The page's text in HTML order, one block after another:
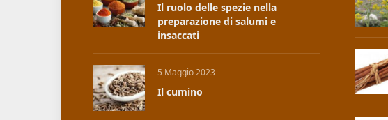
Il ruolo delle spezie nella
preparazione di salumi e
insaccati
5 Maggio 2023
Il cumino